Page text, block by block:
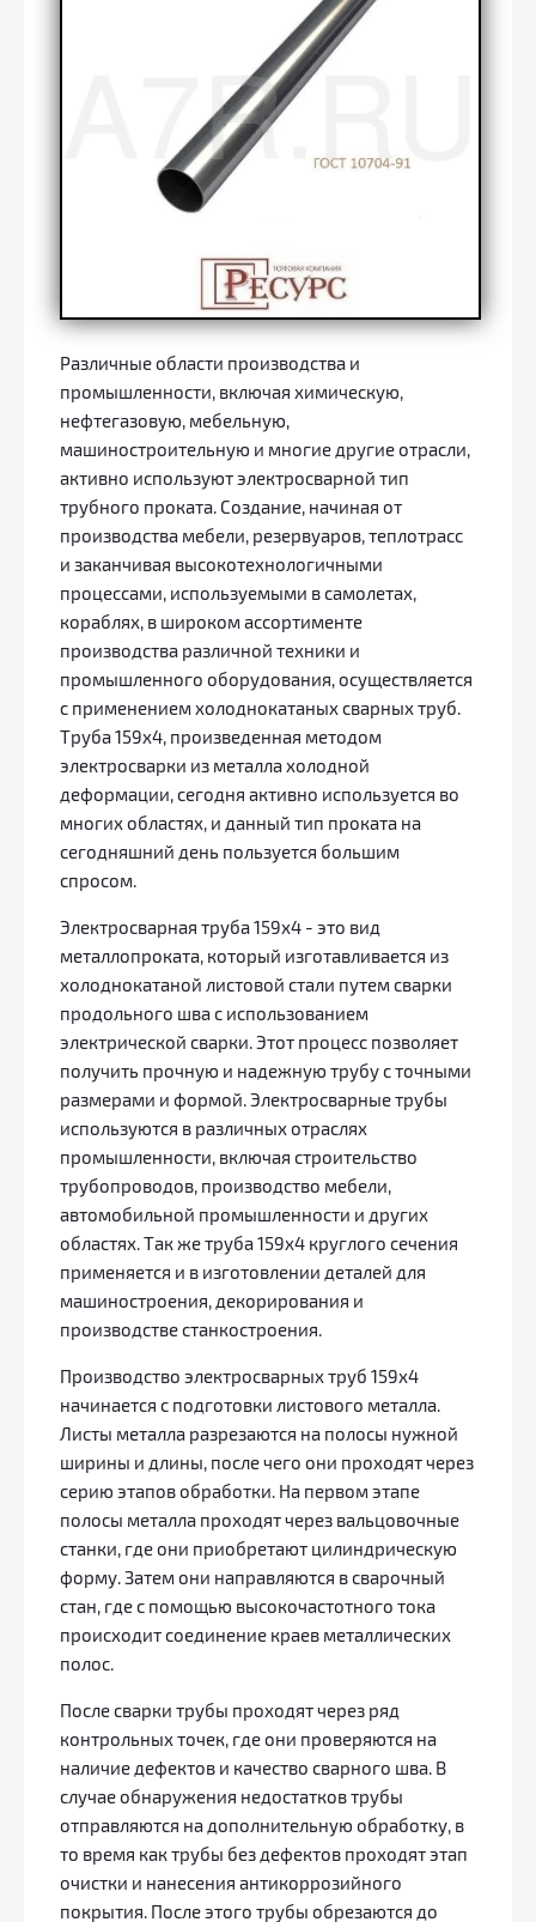
Различные области производства и
промышленности, включая химическую,
нефтегазовую, мебельную,
машиностроительную и многие другие отрасли,
активно используют электросварной тип
трубного проката. Создание, начиная от
производства мебели, резервуаров, теплотрасс
и заканчивая высокотехнологичными
процессами, используемыми в самолетах,
кораблях, в широком ассортименте
производства различной техники и
промышленного оборудования, осуществляется
с применением холоднокатаных сварных труб.
Труба 159x4, произведенная методом
электросварки из металла холодной
деформации, сегодня активно используется во
многих областях, и данный тип проката на
сегодняшний день пользуется большим
спросом.
Электросварная труба 159х4 - это вид
металлопроката, который изготавливается из
холоднокатаной листовой стали путем сварки
продольного шва с использованием
электрической сварки. Этот процесс позволяет
получить прочную и надежную трубу с точными
размерами и формой. Электросварные трубы
используются в различных отраслях
промышленности, включая строительство
трубопроводов, производство мебели,
автомобильной промышленности и других
областях. Так же труба 159х4 круглого сечения
применяется и в изготовлении деталей для
машиностроения, декорирования и
производстве станкостроения.
Производство электросварных труб 159х4
начинается с подготовки листового металла.
Листы металла разрезаются на полосы нужной
ширины и длины, после чего они проходят через
серию этапов обработки. На первом этапе
полосы металла проходят через вальцовочные
станки, где они приобретают цилиндрическую
форму. Затем они направляются в сварочный
стан, где с помощью высокочастотного тока
происходит соединение краев металлических
полос.
После сварки трубы проходят через ряд
контрольных точек, где они проверяются на
наличие дефектов и качество сварного шва. В
случае обнаружения недостатков трубы
отправляются на дополнительную обработку, в
то время как трубы без дефектов проходят этап
очистки и нанесения антикоррозийного
покрытия. После этого трубы обрезаются до